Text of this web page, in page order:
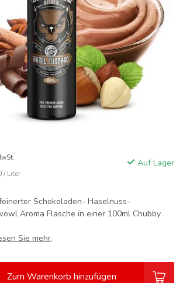
/ Liter
Auf Lager
Schokoladen- Haselnuss-
Aroma Flasche in einer 100ml Chubby
Sie mehr.
Zum Warenkorb hinzufügen